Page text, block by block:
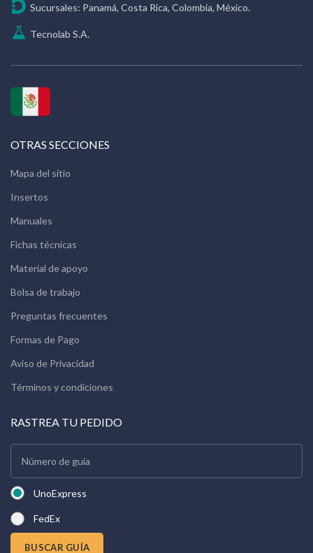
Sucursales: Panamá, Costa Rica, Colombia, México.
Tecnolab S.A.
OTRAS SECCIONES
Mapa del sitio
Insertos
Manuales
Fichas técnicas
Material de apoyo
Bolsa de trabajo
Preguntas frecuentes
Formas de Pago
Aviso de Privacidad
Términos y condiciones
RASTREA TU PEDIDO
UnoExpress
FedEx
BUSCAR GUÍA